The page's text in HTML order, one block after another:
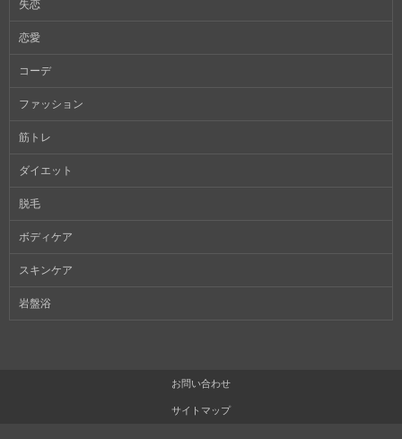
失恋
恋愛
コーデ
ファッション
筋トレ
ダイエット
脱毛
ボディケア
スキンケア
岩盤浴
お問い合わせ
サイトマップ